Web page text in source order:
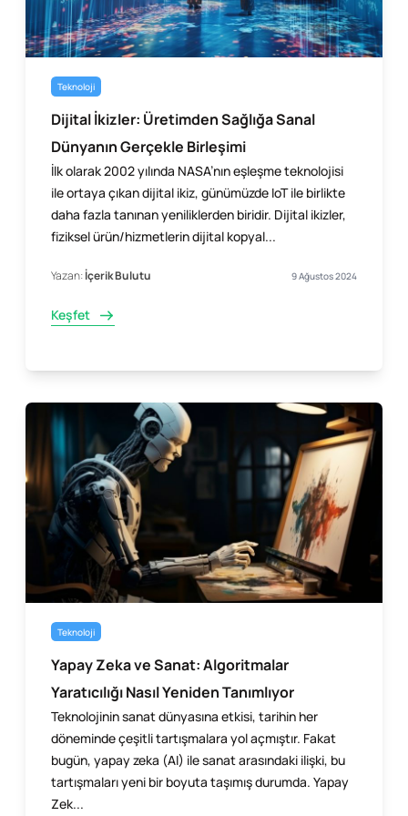
Teknoloji
Dijital İkizler: Üretimden Sağlığa Sanal
Dünyanın Gerçekle Birleşimi
İlk olarak 2002 yılında NASA’nın eşleşme teknolojisi
ile ortaya çıkan dijital ikiz, günümüzde IoT ile birlikte
daha fazla tanınan yeniliklerden biridir. Dijital ikizler,
fiziksel ürün/hizmetlerin dijital kopyal...
Yazan:İçerik Bulutu 9 Ağustos 2024
Keşfet
Teknoloji
Yapay Zeka ve Sanat: Algoritmalar
Yaratıcılığı Nasıl Yeniden Tanımlıyor
Teknolojinin sanat dünyasına etkisi, tarihin her
döneminde çeşitli tartışmalara yol açmıştır. Fakat
bugün, yapay zeka (AI) ile sanat arasındaki ilişki, bu
tartışmaları yeni bir boyuta taşımış durumda. Yapay
Zek...